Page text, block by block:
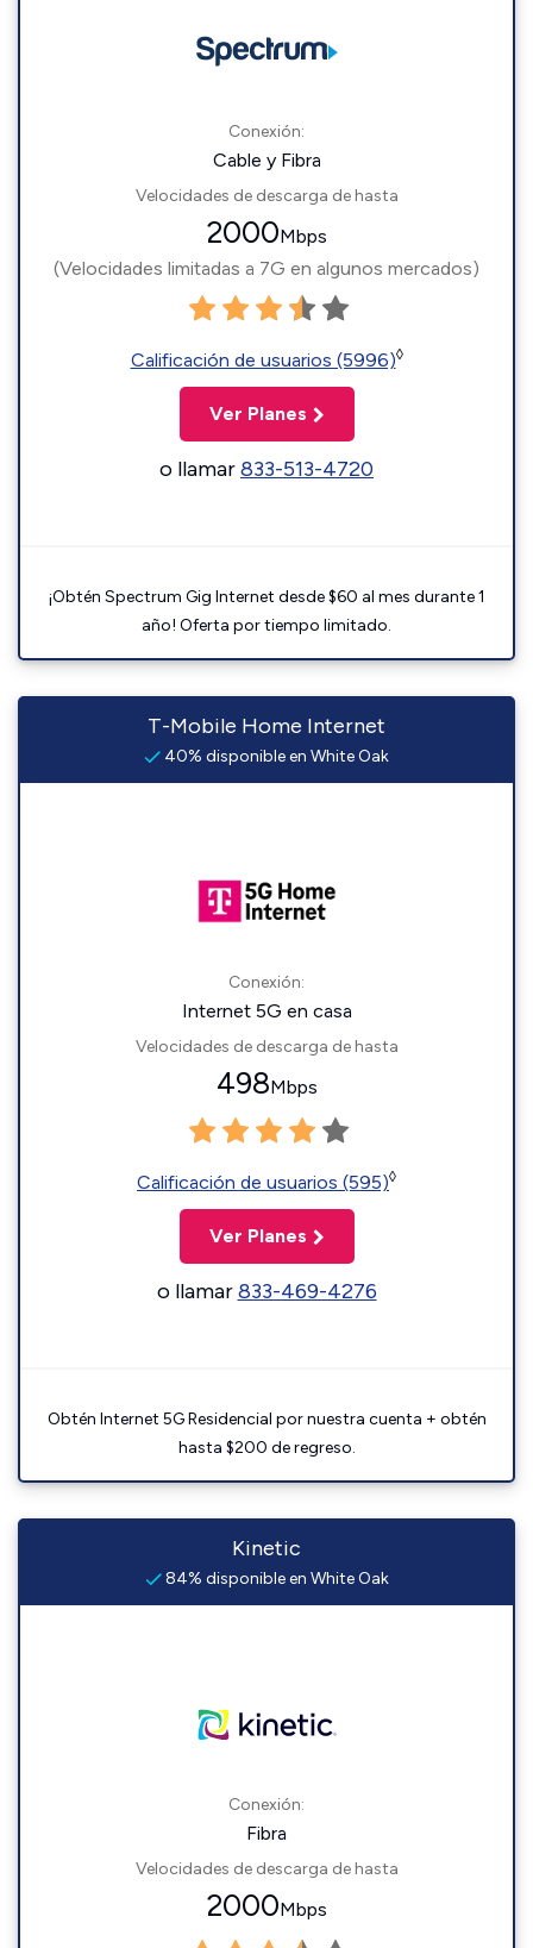
Conexión:
Cable y Fibra
Velocidades de descarga de hasta
2000Mbps
(Velocidades limitadas a 7G en algunos mercados)
Calificación de usuarios (5996)◊
Ver Planes
o llamar833-513-4720
¡Obtén Spectrum Gig Internet desde $60 al mes durante 1
año! Oferta por tiempo limitado.
T-Mobile Home Internet
40% disponible en White Oak
Conexión:
Internet 5G en casa
Velocidades de descarga de hasta
498Mbps
Calificación de usuarios (595)◊
Ver Planes
o llamar833-469-4276
Obtén Internet 5G Residencial por nuestra cuenta + obtén
hasta $200 de regreso.
Kinetic
84% disponible en White Oak
Conexión:
Fibra
Velocidades de descarga de hasta
2000Mbps